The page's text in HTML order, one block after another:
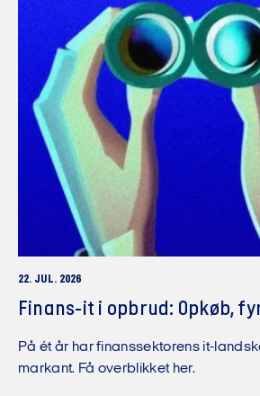
22. JUL. 2026
Finans-it i opbrud: Opkøb,
På ét år har finanssektorens it-
markant. Få overblikket her.